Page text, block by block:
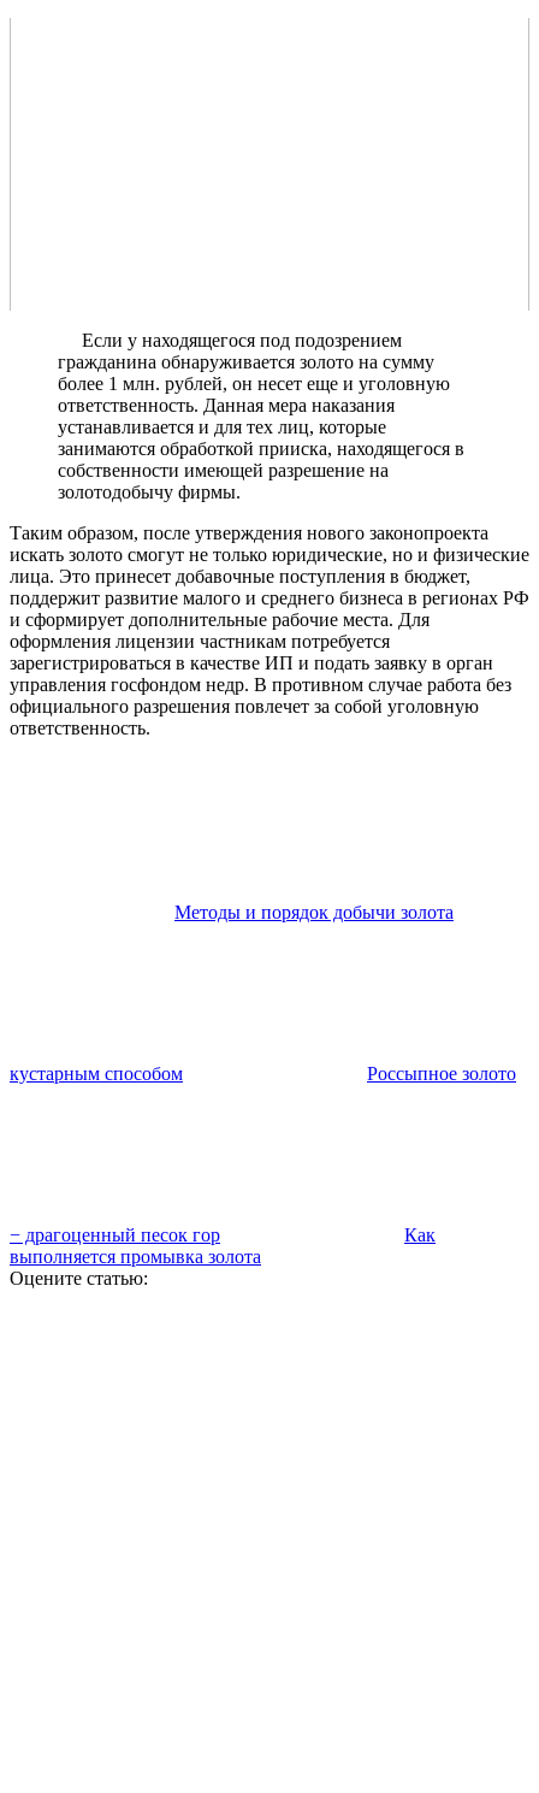
Если у находящегося под подозрением
гражданина обнаруживается золото на сумму
более 1 млн. рублей, он несет еще и уголовную
ответственность. Данная мера наказания
устанавливается и для тех лиц, которые
занимаются обработкой прииска, находящегося в
собственности имеющей разрешение на
золотодобычу фирмы.
Таким образом, после утверждения нового законопроекта
искать золото смогут не только юридические, но и физические
лица. Это принесет добавочные поступления в бюджет,
поддержит развитие малого и среднего бизнеса в регионах РФ
и сформирует дополнительные рабочие места. Для
оформления лицензии частникам потребуется
зарегистрироваться в качестве ИП и подать заявку в орган
управления госфондом недр. В противном случае работа без
официального разрешения повлечет за собой уголовную
ответственность.
Методы и порядок добычи золота
кустарным способом Россыпное золото
− драгоценный песок гор
Как
выполняется промывка золота
Оцените статью: